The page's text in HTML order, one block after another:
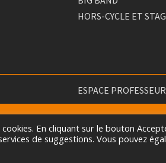
HORS-CYCLE ET
ESPACE
cookies. En cliquant sur le bouton
de suggestions. Vous pouvez